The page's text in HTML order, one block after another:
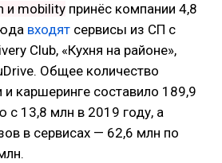
и mobility принёс компании 4,8
входят сервисы из СП с
Club, «Кухня на районе»,
Общее количество
и каршеринге составило 189,9
с 13,8 млн в 2019 году, а
в сервисах — 62,6 млн по